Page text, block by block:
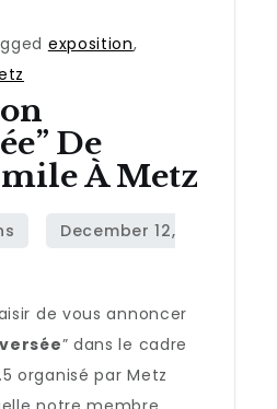
exposition,
De
À Metz
de vous annoncer
” dans le cadre
organisé par Metz